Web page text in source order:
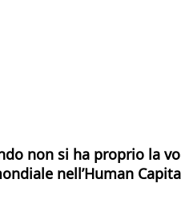
non si ha proprio la
nell’Human